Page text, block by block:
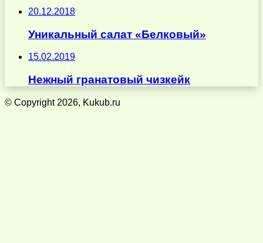
20.12.2018
Уникальный салат «Белковый»
15.02.2019
Нежный гранатовый чизкейк
© Copyright 2026, Kukub.ru